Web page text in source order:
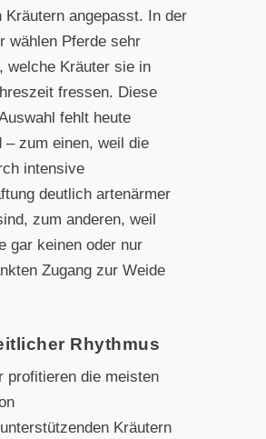
Kräutern angepasst. In der
wählen Pferde sehr
welche Kräuter sie in
fressen. Diese
fehlt heute
– zum einen, weil die
intensive
deutlich artenärmer
zum anderen, weil
gar keinen oder nur
Zugang zur Weide
Rhythmus
profitieren die meisten
Kräutern